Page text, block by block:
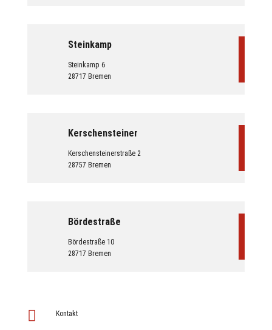
Steinkamp
Steinkamp 6
28717 Bremen
Kerschensteiner
Kerschensteinerstraße 2
28757 Bremen
Bördestraße
Bördestraße 10
28717 Bremen
 Kontakt